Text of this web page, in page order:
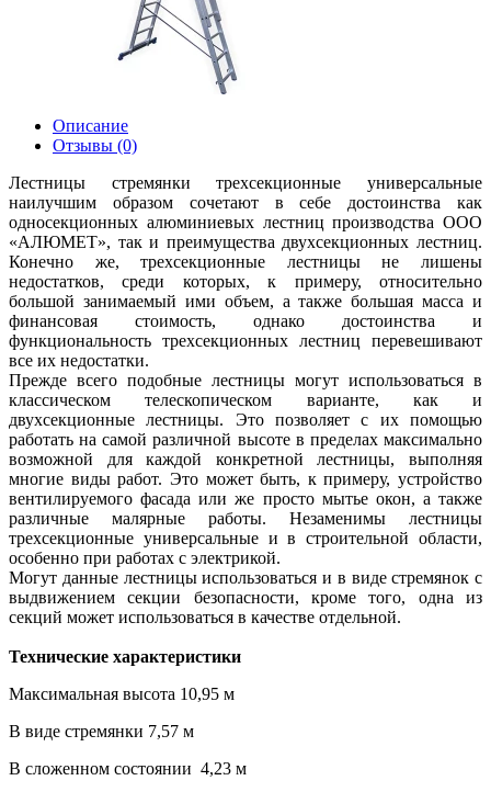
Описание
Отзывы (0)
Лестницы стремянки трехсекционные универсальные
наилучшим образом сочетают в себе достоинства как
односекционных алюминиевых лестниц производства ООО
«АЛЮМЕТ», так и преимущества двухсекционных лестниц.
Конечно же, трехсекционные лестницы не лишены
недостатков, среди которых, к примеру, относительно
большой занимаемый ими объем, а также большая масса и
финансовая стоимость, однако достоинства и
функциональность трехсекционных лестниц перевешивают
все их недостатки.
Прежде всего подобные лестницы могут использоваться в
классическом телескопическом варианте, как и
двухсекционные лестницы. Это позволяет с их помощью
работать на самой различной высоте в пределах максимально
возможной для каждой конкретной лестницы, выполняя
многие виды работ. Это может быть, к примеру, устройство
вентилируемого фасада или же просто мытье окон, а также
различные малярные работы. Незаменимы лестницы
трехсекционные универсальные и в строительной области,
особенно при работах с электрикой.
Могут данные лестницы использоваться и в виде стремянок с
выдвижением секции безопасности, кроме того, одна из
секций может использоваться в качестве отдельной.
Технические характеристики
Максимальная высота 10,95 м
В виде стремянки 7,57 м
В сложенном состоянии 4,23 м